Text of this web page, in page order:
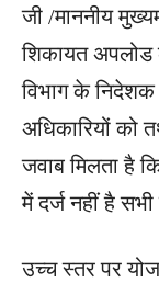
जी /माननीय
शिकायत
विभाग के निदेशक
अधिकारियों को
जवाब मिलता है
में दर्ज नहीं है
उच्च स्तर पर